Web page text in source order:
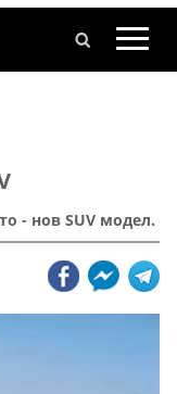
- нов SUV модел.